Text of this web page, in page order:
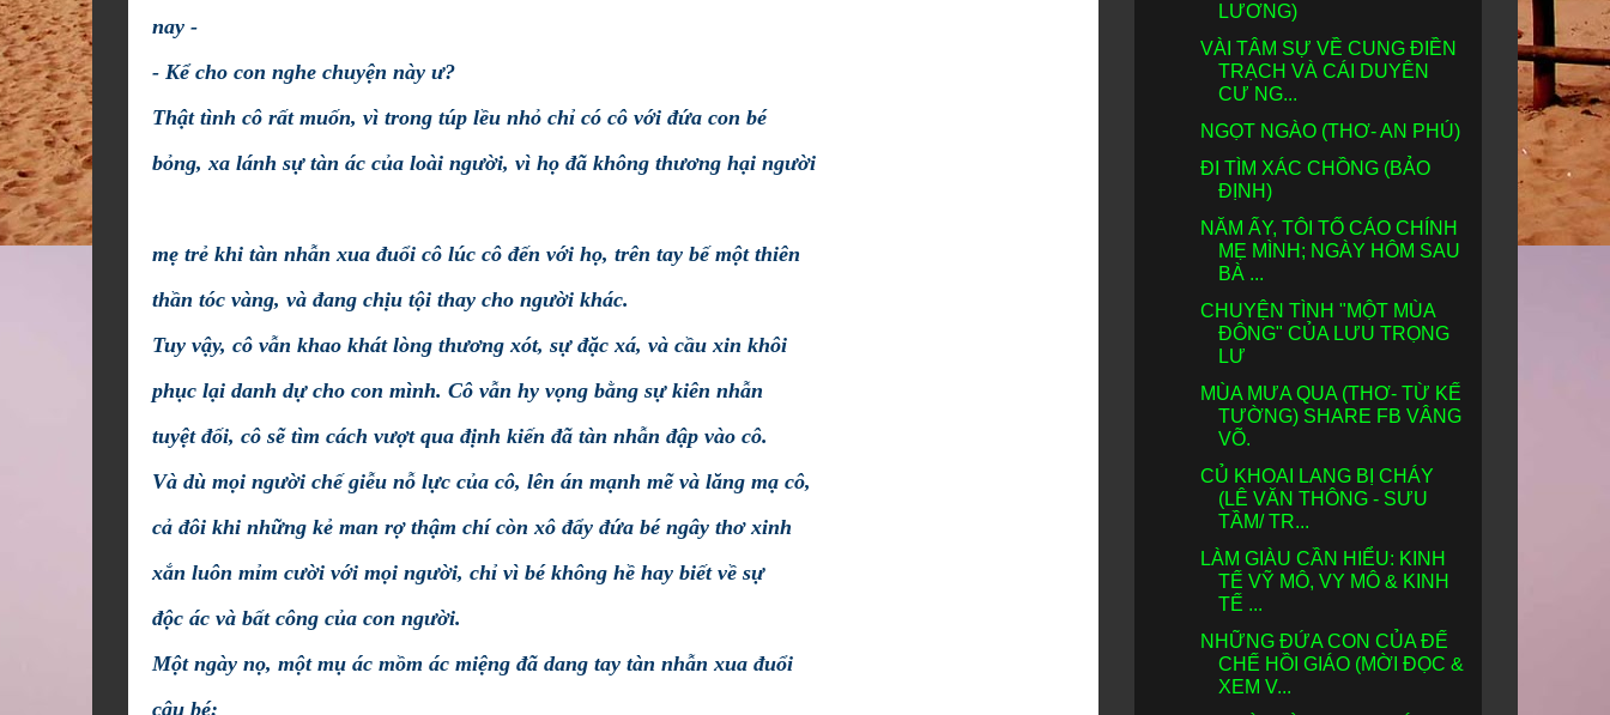
nay -
- Kể cho con nghe chuyện này ư?
Thật tình cô rất muốn, vì trong túp lều nhỏ chỉ có cô với đứa con bé
bỏng, xa lánh sự tàn ác của loài người, vì họ đã không thương hại người
mẹ trẻ khi tàn nhẫn xua đuổi cô lúc cô đến với họ, trên tay bế một thiên
thần tóc vàng, và đang chịu tội thay cho người khác.
Tuy vậy, cô vẫn khao khát lòng thương xót, sự đặc xá, và cầu xin khôi
phục lại danh dự cho con mình. Cô vẫn hy vọng bằng sự kiên nhẫn
tuyệt đối, cô sẽ tìm cách vượt qua định kiến đã tàn nhẫn đập vào cô.
Và dù mọi người chế giễu nỗ lực của cô, lên án mạnh mẽ và lăng mạ cô,
cả đôi khi những kẻ man rợ thậm chí còn xô đẩy đứa bé ngây thơ xinh
xắn luôn mỉm cười với mọi người, chỉ vì bé không hề hay biết về sự
độc ác và bất công của con người.
Một ngày nọ, một mụ ác mồm ác miệng đã dang tay tàn nhẫn xua đuổi
cậu bé:
LƯƠNG)
VÀI TÂM SỰ VỀ CUNG ĐIỀN
TRẠCH VÀ CÁI DUYÊN
CƯ NG...
NGỌT NGÀO (THƠ- AN PHÚ)
ĐI TÌM XÁC CHỒNG (BẢO
ĐỊNH)
NĂM ẤY, TÔI TỐ CÁO CHÍNH
MẸ MÌNH; NGÀY HÔM SAU
BÀ ...
CHUYỆN TÌNH "MỘT MÙA
ĐÔNG" CỦA LƯU TRỌNG
LƯ
MÙA MƯA QUA (THƠ- TỪ KẾ
TƯỜNG) SHARE FB VÂNG
VÕ.
CỦ KHOAI LANG BỊ CHÁY
(LÊ VĂN THÔNG - SƯU
TẦM/ TR...
LÀM GIÀU CẦN HIỂU: KINH
TẾ VỸ MÔ, VY MÔ & KINH
TẾ ...
NHỮNG ĐỨA CON CỦA ĐẾ
CHẾ HỒI GIÁO (MỜI ĐỌC &
XEM V...